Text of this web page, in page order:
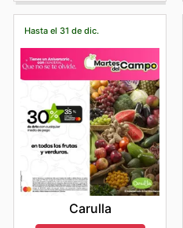
Hasta el 31 de dic.
Carulla